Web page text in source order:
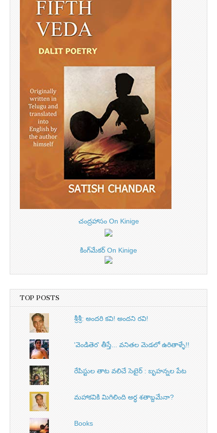
చంద్రహాసం On Kinige
కింగ్‌మేకర్ On Kinige
TOP POSTS
శ్రీశ్రీ: అందరి కవి! అందని రవి!
'వెండితెర' తీస్తే... వనితల మెడలో ఉరితాళ్ళే!!
రేపిస్టుల తాట వలిచే సెటైర్ : బృహన్నల పేట
మహాకవికి మిగిలింది అర్ధ శతాబ్దమేనా?
Books